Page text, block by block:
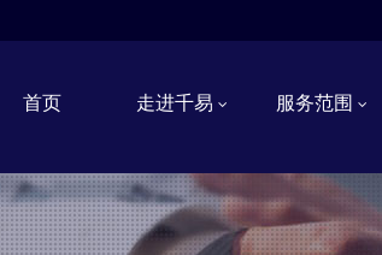
首页 走进千易 服务范围